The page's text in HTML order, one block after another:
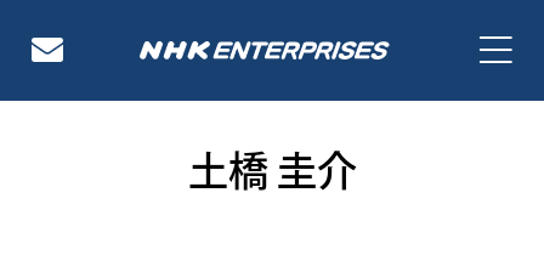
土橋 圭介